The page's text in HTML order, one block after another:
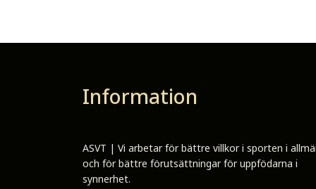
Information
ASVT | Vi arbetar för bättre villkor i sporten i
och för bättre förutsättningar för uppfödarna i
synnerhet.